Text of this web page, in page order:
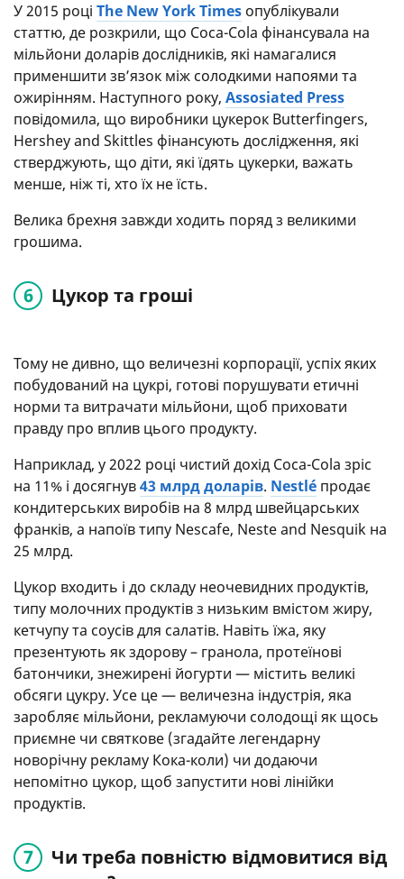
У 2015 році The New York Times опублікували
статтю, де розкрили, що Coca-Cola фінансувала на
мільйони доларів дослідників, які намагалися
применшити зв’язок між солодкими напоями та
ожирінням. Наступного року, Assosiated Press
повідомила, що виробники цукерок Butterfingers,
Hershey and Skittles фінансують дослідження, які
стверджують, що діти, які їдять цукерки, важать
менше, ніж ті, хто їх не їсть.
Велика брехня завжди ходить поряд з великими
грошима.
Цукор та гроші
Тому не дивно, що величезні корпорації, успіх яких
побудований на цукрі, готові порушувати етичні
норми та витрачати мільйони, щоб приховати
правду про вплив цього продукту.
Наприклад, у 2022 році чистий дохід Coca-Cola зріс
на 11% і досягнув43 млрд доларів. Nestlé продає
кондитерських виробів на 8 млрд швейцарських
франків, а напоїв типу Nescafe, Neste and Nesquik на
25 млрд.
Цукор входить і до складу неочевидних продуктів,
типу молочних продуктів з низьким вмістом жиру,
кетчупу та соусів для салатів. Навіть їжа, яку
презентують як здорову – гранола, протеїнові
батончики, знежирені йогурти — містить великі
обсяги цукру. Усе це — величезна індустрія, яка
заробляє мільйони, рекламуючи солодощі як щось
приємне чи святкове (згадайте легендарну
новорічну рекламу Кока-коли) чи додаючи
непомітно цукор, щоб запустити нові лінійки
продуктів.
Чи треба повністю відмовитися від